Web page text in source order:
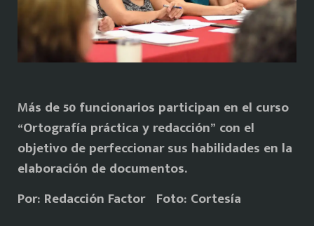
Más de 50 funcionarios participan en el curso
“Ortografía práctica y redacción” con el
objetivo de perfeccionar sus habilidades en la
elaboración de documentos.
Por: Redacción Factor Foto: Cortesía